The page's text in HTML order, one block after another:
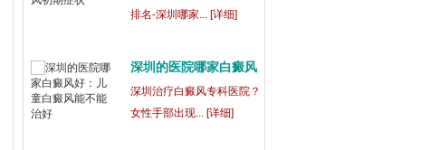
排名-深圳哪家... [详细]
深圳的医院哪家白癜风
深圳治疗白癜风专科医院？
女性手部出现... [详细]